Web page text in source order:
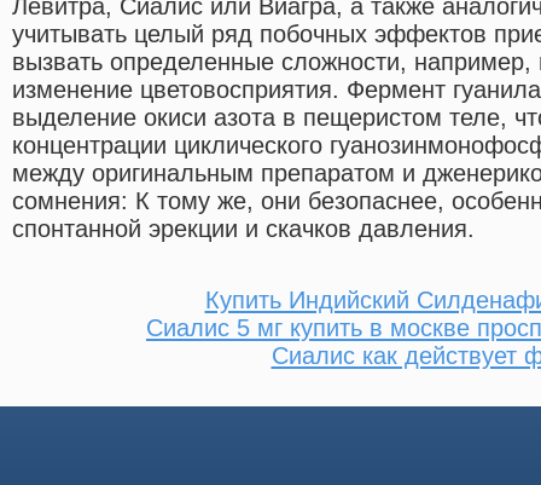
Левитра, Сиалис или Виагра, а также
учитывать целый ряд побочных эффектов
вызвать определенные сложности, например,
изменение цветовосприятия. Фермент
выделение окиси азота в пещеристом теле,
концентрации циклического
между оригинальным препаратом и
сомнения: К тому же, они безопаснее,
спонтанной эрекции и скачков давления.
Купить Индийский
Сиалис 5 мг купить в москве
Сиалис как действует